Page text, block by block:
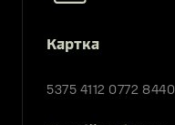
Картка
5375 4112 0772 8440